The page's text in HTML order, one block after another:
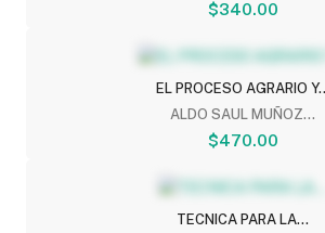
$340.00
EL PROCESO AGRARIO
ALDO SAUL MUÑOZ...
$470.00
TECNICA PARA LA...